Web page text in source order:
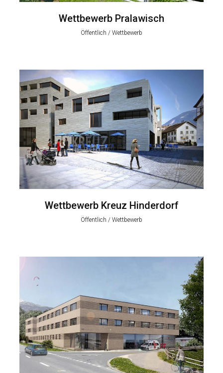
Wettbewerb Pralawisch
Öffentlich / Wettbewerb
Wettbewerb Kreuz Hinderdorf
Öffentlich / Wettbewerb